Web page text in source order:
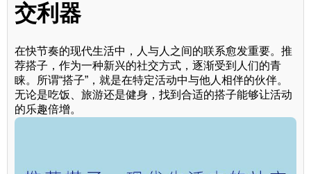
交利器
在快节奏的现代生活中，人与人之间的联系愈发重要。推
荐搭子，作为一种新兴的社交方式，逐渐受到人们的青
睐。所谓“搭子”，就是在特定活动中与他人相伴的伙伴。
无论是吃饭、旅游还是健身，找到合适的搭子能够让活动
的乐趣倍增。